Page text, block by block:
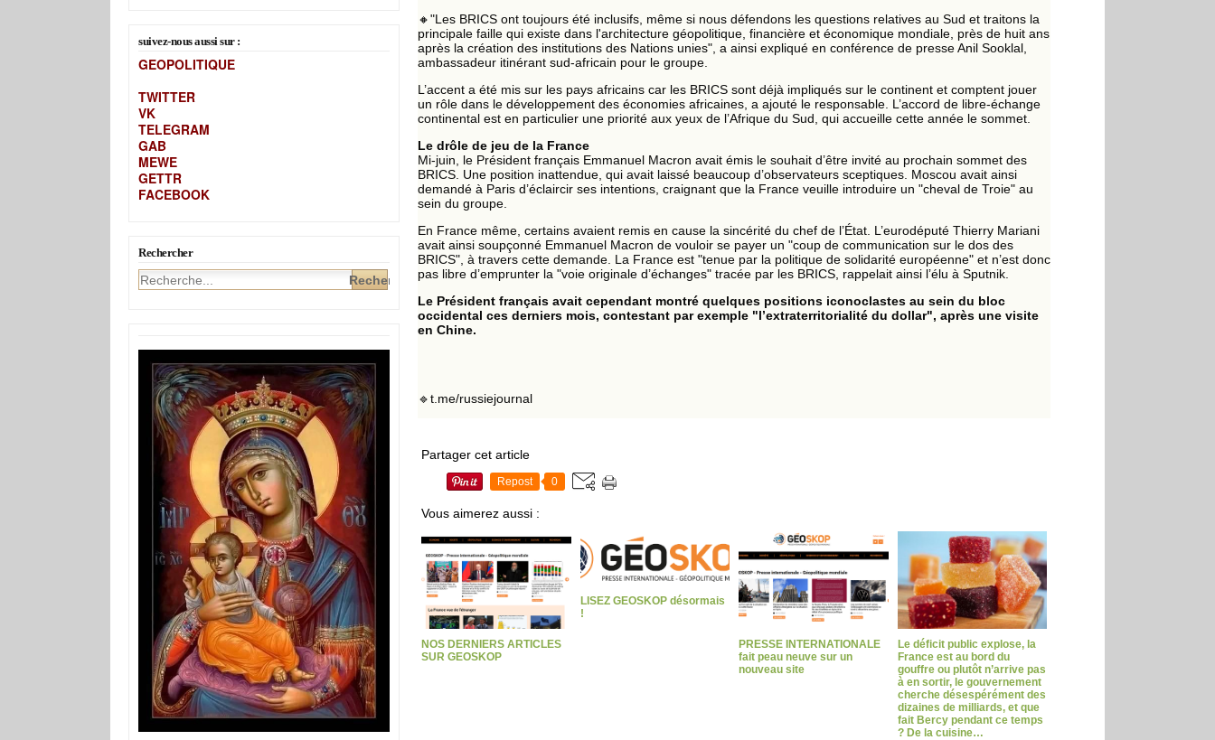
suivez-nous aussi sur :
GEOPOLITIQUE
TWITTER
VK
TELEGRAM
GAB
MEWE
GETTR
FACEBOOK
Rechercher
🔸"Les BRICS ont toujours été inclusifs, même si nous défendons les questions relatives au Sud et traitons la
principale faille qui existe dans l'architecture géopolitique, financière et économique mondiale, près de huit ans
après la création des institutions des Nations unies", a ainsi expliqué en conférence de presse Anil Sooklal,
ambassadeur itinérant sud-africain pour le groupe.
L’accent a été mis sur les pays africains car les BRICS sont déjà impliqués sur le continent et comptent jouer
un rôle dans le développement des économies africaines, a ajouté le responsable. L’accord de libre-échange
continental est en particulier une priorité aux yeux de l’Afrique du Sud, qui accueille cette année le sommet.
Le drôle de jeu de la France
Mi-juin, le Président français Emmanuel Macron avait émis le souhait d’être invité au prochain sommet des
BRICS. Une position inattendue, qui avait laissé beaucoup d’observateurs sceptiques. Moscou avait ainsi
demandé à Paris d’éclaircir ses intentions, craignant que la France veuille introduire un "cheval de Troie" au
sein du groupe.
En France même, certains avaient remis en cause la sincérité du chef de l’État. L’eurodéputé Thierry Mariani
avait ainsi soupçonné Emmanuel Macron de vouloir se payer un "coup de communication sur le dos des
BRICS", à travers cette demande. La France est "tenue par la politique de solidarité européenne" et n’est donc
pas libre d’emprunter la "voie originale d’échanges" tracée par les BRICS, rappelait ainsi l’élu à Sputnik.
Le Président français avait cependant montré quelques positions iconoclastes au sein du bloc
occidental ces derniers mois, contestant par exemple "l’extraterritorialité du dollar", après une visite
en Chine.
🔹t.me/russiejournal
Partager cet article
Repost 0
Vous aimerez aussi :
NOS DERNIERS ARTICLES
SUR GEOSKOP
LISEZ GEOSKOP désormais
!
PRESSE INTERNATIONALE
fait peau neuve sur un
nouveau site
Le déficit public explose, la
France est au bord du
gouffre ou plutôt n’arrive pas
à en sortir, le gouvernement
cherche désespérément des
dizaines de milliards, et que
fait Bercy pendant ce temps
? De la cuisine…